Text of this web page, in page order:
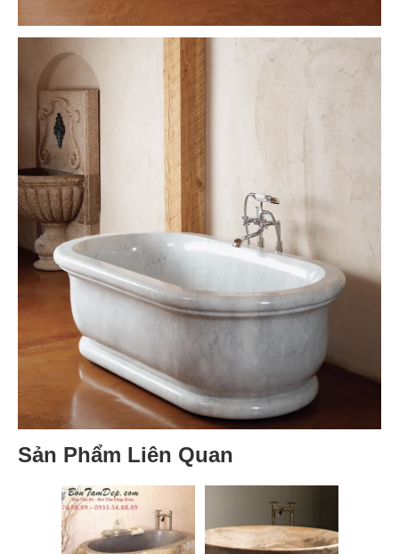
Sản Phẩm Liên Quan